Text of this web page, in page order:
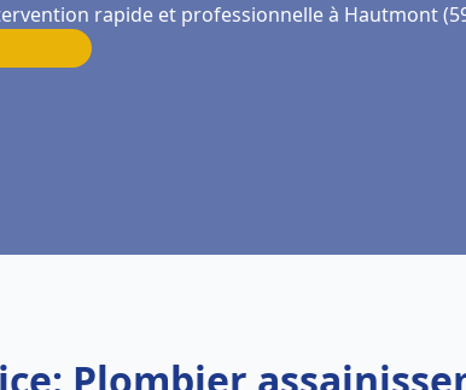
rapide et professionnelle à Hautmont